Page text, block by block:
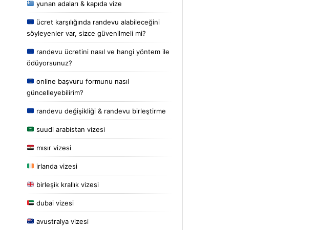
yunan adaları & kapıda vize
ücret karşılığında randevu alabileceğini
söyleyenler var, sizce güvenilmeli mi?
randevu ücretini nasıl ve hangi yöntem ile
ödüyorsunuz?
online başvuru formunu nasıl
güncelleyebilirim?
randevu değişikliği & randevu birleştirme
suudi arabistan vizesi
mısır vizesi
irlanda vizesi
birleşik krallık vizesi
dubai vizesi
avustralya vizesi